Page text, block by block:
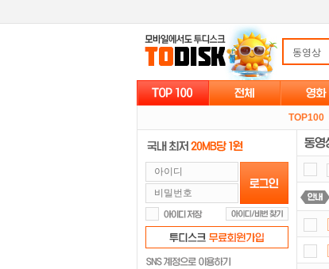
동영상
TOP100